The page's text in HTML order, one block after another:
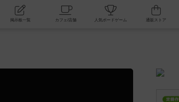
コミュニティ 掲示板一覧 カフェ/店舗 人気ボードゲーム